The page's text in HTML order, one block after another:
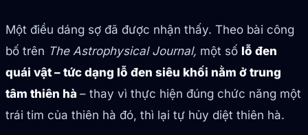
Một điều dáng sợ đã được nhận thấy. Theo bài công
bố trên The Astrophysical Journal, một số lỗ đen
quái vật – tức dạng lỗ đen siêu khối nằm ở trung
tâm thiên hà – thay vì thực hiện đúng chức năng một
trái tim của thiên hà đó, thì lại tự hủy diệt thiên hà.